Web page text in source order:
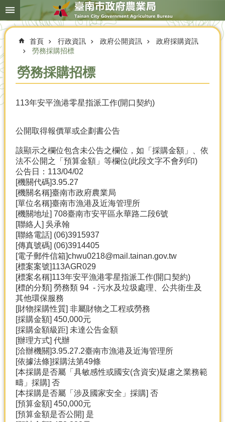
跳到主要內容區塊
搜
尋
進
業
農
資
首頁 行政資訊 政府公開資訊
政府採購資訊
勞務採購招標
勞務採購招標
113年安平漁港零星指派工作(開口契約)
公開取得報價單或企劃書公告
該顯示之欄位包含未公告之欄位，如「採購金額」、依
法不公開之「預算金額」等欄位(此段文字不會列印)
公告日：113/04/02
[機關代碼]3.95.27
[機關名稱]臺南市政府農業局
[單位名稱]臺南市漁港及近海管理所
[機關地址] 708臺南市安平區永華路二段6號
[聯絡人] 吳承翰
[聯絡電話] (06)3915937
[傳真號碼] (06)3914405
[電子郵件信箱]chwu0218@mail.tainan.gov.tw
[標案案號]113AGR029
[標案名稱]113年安平漁港零星指派工作(開口契約)
[標的分類] 勞務類 94 - 污水及垃圾處理、公共衛生及
其他環保服務
[財物採購性質] 非屬財物之工程或勞務
[採購金額] 450,000元
[採購金額級距] 未達公告金額
[辦理方式] 代辦
[洽辦機關]3.95.27.2臺南市漁港及近海管理所
[依據法條]採購法第49條
[本採購是否屬「具敏感性或國安(含資安)疑慮之業務範
疇」採購] 否
[本採購是否屬「涉及國家安全」採購] 否
[預算金額] 450,000元
[預算金額是否公開] 是